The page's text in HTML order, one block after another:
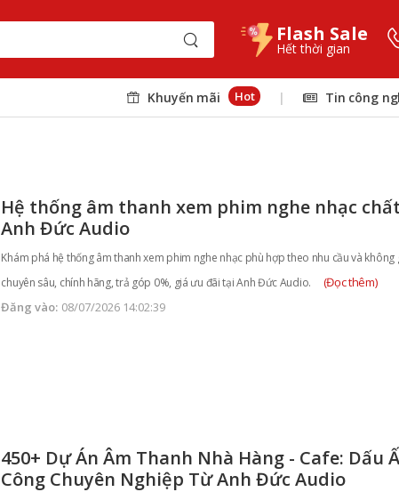
Flash Sale
Hết thời gian
Khuyến mãi Hot | Tin công
Hệ thống âm thanh xem phim nghe nhạc
Anh Đức Audio
Khám phá hệ thống âm thanh xem phim nghe nhạc phù hợp theo nhu cầu và không
chuyên sâu, chính hãng, trả góp 0%, giá ưu đãi tại Anh Đức Audio.
(Đọc thêm)
Đăng vào: 08/07/2026 14:02:39
450+ Dự Án Âm Thanh Nhà Hàng - Cafe: Dấu
Công Chuyên Nghiệp Từ Anh Đức Audio